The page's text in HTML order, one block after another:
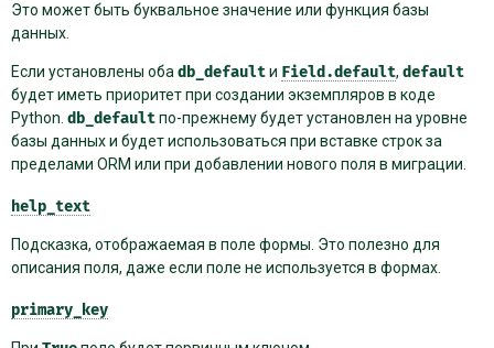
Это может быть буквальное значение или функция базы
данных.
Если установлены обаdb_defaultи Field.default, default
будет иметь приоритет при создании экземпляров в коде
Python. db_defaultпо-прежнему будет установлен на уровне
базы данных и будет использоваться при вставке строк за
пределами ORM или при добавлении нового поля в миграции.
help_text
Подсказка, отображаемая в поле формы. Это полезно для
описания поля, даже если поле не используется в формах.
primary_key